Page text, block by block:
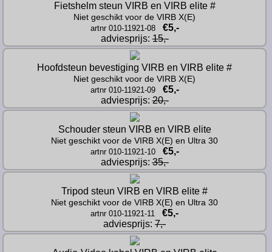
Fietshelm steun VIRB en VIRB elite #
Niet geschikt voor de VIRB X(E)
artnr 010-11921-08
€5,-
adviesprijs: 15,-
Hoofdsteun bevestiging VIRB en VIRB elite #
Niet geschikt voor de VIRB X(E)
artnr 010-11921-09
€5,-
adviesprijs: 20,-
Schouder steun VIRB en VIRB elite
Niet geschikt voor de VIRB X(E) en Ultra 30
artnr 010-11921-10
€5,-
adviesprijs: 35,-
Tripod steun VIRB en VIRB elite #
Niet geschikt voor de VIRB X(E) en Ultra 30
artnr 010-11921-11
€5,-
adviesprijs: 7,-